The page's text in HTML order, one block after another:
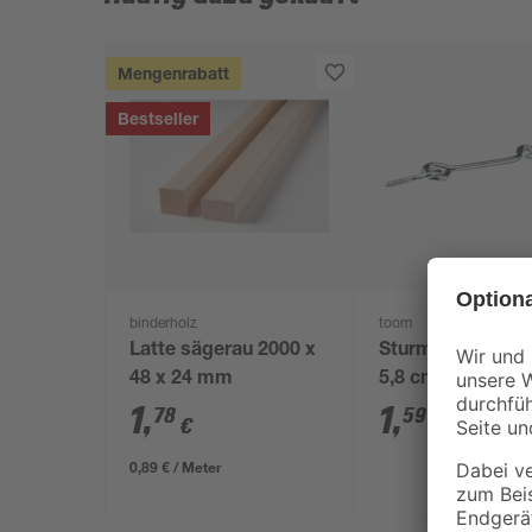
Mengenrabatt
Bestseller
binderholz
Latte sägerau 2000 x
48 x 24 mm
1,78 €
0,89 € / Meter
toom
Sturmhaken mit
5,8 cm
1,59